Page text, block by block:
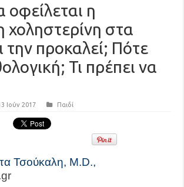
οφείλεται η
χοληστερίνη στα
την προκαλεί; Πότε
Τι πρέπει να
Ιούν 2017 Παιδί
Τσούκαλη, Μ.D.,